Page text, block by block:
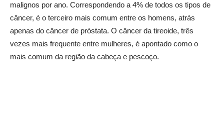
malignos por ano. Correspondendo a 4% de todos os tipos de
câncer, é o terceiro mais comum entre os homens, atrás
apenas do câncer de próstata. O câncer da tireoide, três
vezes mais frequente entre mulheres, é apontado como o
mais comum da região da cabeça e pescoço.